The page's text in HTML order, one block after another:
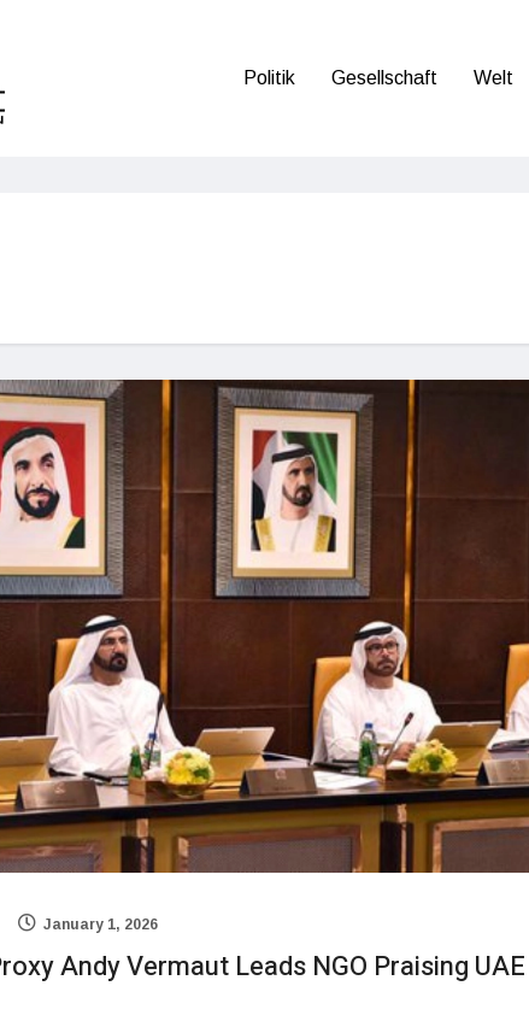
Politik Gesellschaft Welt
January 1, 2026
Andy Vermaut Leads NGO Praising UAE